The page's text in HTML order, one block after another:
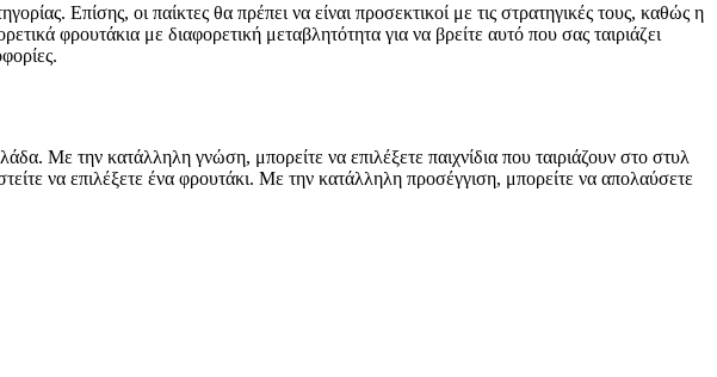
Επίσης, οι παίκτες θα πρέπει να είναι προσεκτικοί με τις στρατηγικές τους, καθώς η
φρουτάκια με διαφορετική μεταβλητότητα για να βρείτε αυτό που σας ταιριάζει
Με την κατάλληλη γνώση, μπορείτε να επιλέξετε παιχνίδια που ταιριάζουν στο στυλ
να επιλέξετε ένα φρουτάκι. Με την κατάλληλη προσέγγιση, μπορείτε να απολαύσετε